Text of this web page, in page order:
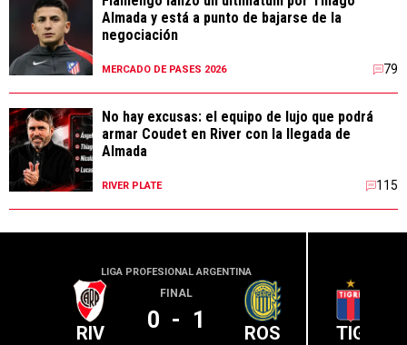
Almada y está a punto de bajarse de la
negociación
MERCADO DE PASES 2026 79
No hay excusas: el equipo de lujo que podrá
armar Coudet en River con la llegada de
Almada
RIVER PLATE 115
LIGA PROFESIONAL ARGENTINA
RIV
FINAL
0 - 1 ROS TIG